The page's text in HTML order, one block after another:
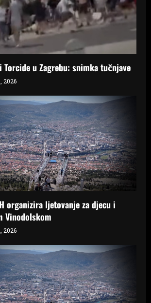
Torcide u Zagrebu: snimka tučnjave
2026
organizira ljetovanje za djecu i
Vinodolskom
2026